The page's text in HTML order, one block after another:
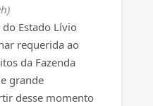
Estado Lívio
requerida ao
da Fazenda
grande
desse momento